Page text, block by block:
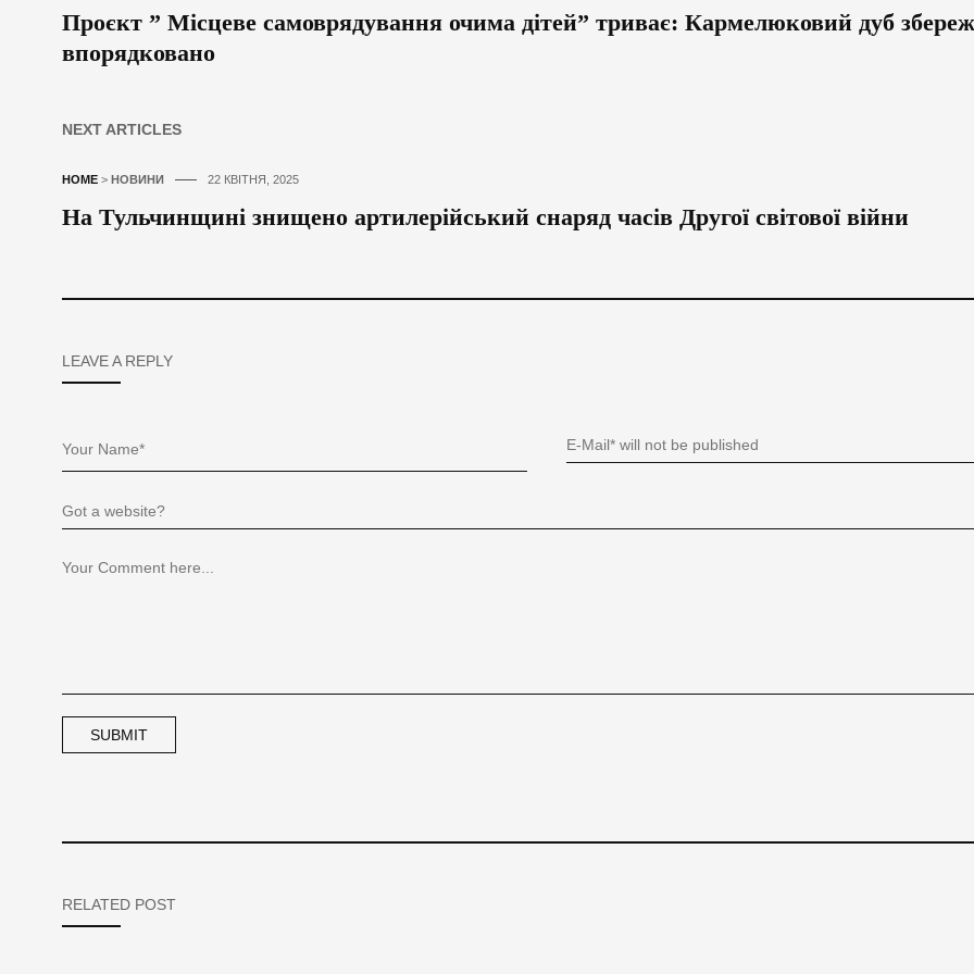
Проєкт ” Місцеве самоврядування очима дітей” триває: Кармелюковий дуб
впорядковано
NEXT ARTICLES
HOME > НОВИНИ 22 КВІТНЯ, 2025
На Тульчинщині знищено артилерійський снаряд часів Другої світової війни
LEAVE A REPLY
RELATED POST